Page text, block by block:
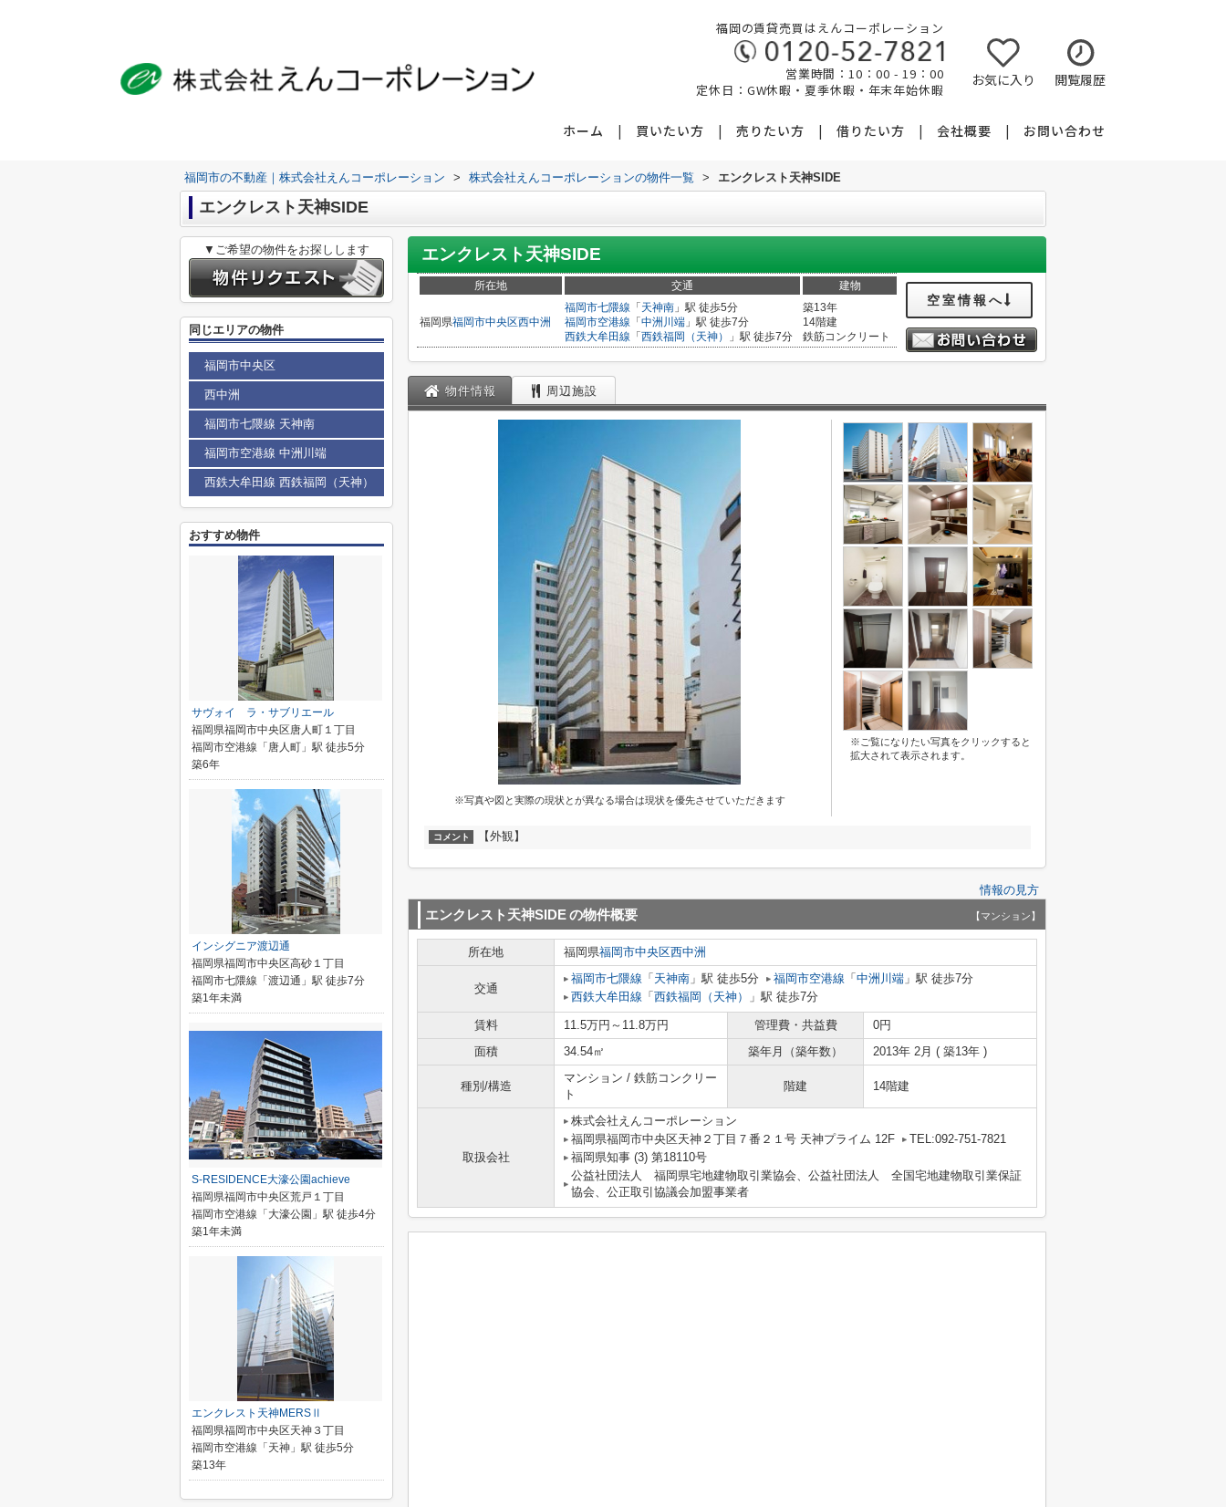
福岡の賃貸売買はえんコーポレーション
営業時間：10：00 - 19：00
定休日：GW休暇・夏季休暇・年末年始休暇
お気に入り 閲覧履歴
ホーム 買いたい方 売りたい方 借りたい方 会社概要 お問い合わせ
福岡市の不動産｜株式会社えんコーポレーション > 株式会社えんコーポレーションの物件一覧 > エンクレスト天神SIDE
エンクレスト天神SIDE
エンクレスト天神SIDE
所在地 交通 建物
福岡県福岡市中央区西中洲
福岡市七隈線 「天神南 」駅 徒歩5分
福岡市空港線 「中洲川端 」駅 徒歩7分
西鉄大牟田線 「西鉄福岡（天神） 」駅 徒歩7分
築13年
14階建
鉄筋コンクリート
空室情報へ
物件情報 周辺施設
※写真や図と実際の現状とが異なる場合は現状を優先させていただきます
※ご覧になりたい写真をクリックすると
拡大されて表示されます。
コメント 【外観】
情報の見方
エンクレスト天神SIDEの物件概要 【マンション】
所在地 福岡県福岡市中央区西中洲
交通
福岡市七隈線 「 天神南 」駅 徒歩5分 福岡市空港線 「 中洲川端 」駅 徒歩7分
西鉄大牟田線 「 西鉄福岡（天神） 」駅 徒歩7分
賃料 11.5万円～11.8万円 管理費・共益費
0円
面積
34.54㎡ 築年月（築年数） 2013年 2月 ( 築13年 )
種別/構造
マンション / 鉄筋コンクリー
ト
階建 14階建
取扱会社
株式会社えんコーポレーション
福岡県福岡市中央区天神２丁目７番２１号 天神プライム 12F
TEL:092-751-7821
福岡県知事 (3) 第18110号
公益社団法人 福岡県宅地建物取引業協会、公益社団法人 全国宅地建物取引業保証
協会、公正取引協議会加盟事業者
▼ご希望の物件をお探しします
同じエリアの物件
福岡市中央区
西中洲
福岡市七隈線 天神南
福岡市空港線 中洲川端
西鉄大牟田線 西鉄福岡（天神）
おすすめ物件
サヴォイ ラ・サブリエール
福岡県福岡市中央区唐人町１丁目
福岡市空港線「唐人町」駅 徒歩5分
築6年
インシグニア渡辺通
福岡県福岡市中央区高砂１丁目
福岡市七隈線「渡辺通」駅 徒歩7分
築1年未満
S-RESIDENCE大濠公園achieve
福岡県福岡市中央区荒戸１丁目
福岡市空港線「大濠公園」駅 徒歩4分
築1年未満
エンクレスト天神MERSⅡ
福岡県福岡市中央区天神３丁目
福岡市空港線「天神」駅 徒歩5分
築13年